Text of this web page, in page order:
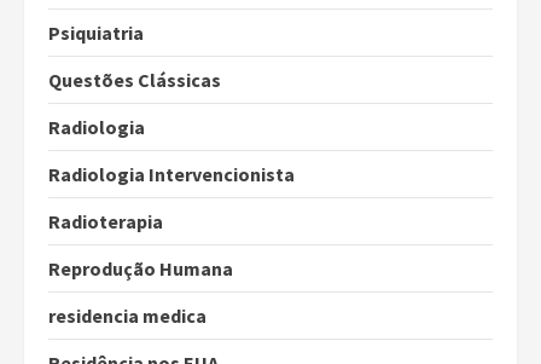
Psiquiatria
Questões Clássicas
Radiologia
Radiologia Intervencionista
Radioterapia
Reprodução Humana
residencia medica